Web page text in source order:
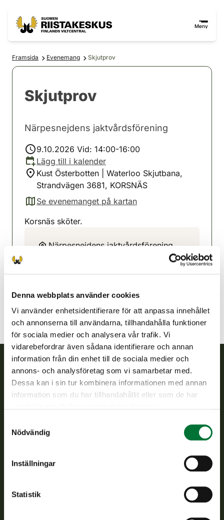
Denna webbplats använder cookies
Vi använder enhetsidentifierare för att anpassa innehållet
och annonserna till användarna, tillhandahålla funktioner
för sociala medier och analysera vår trafik. Vi
vidarebefordrar även sådana identifierare och annan
information från din enhet till de sociala medier och
annons- och analysföretag som vi samarbetar med.
Dessa kan i sin tur kombinera informationen med annan
information som du har tillhandahållit eller som de har
Nödvändig
Inställningar
Statistik
Meny
Framsida Evenemang Skjutprov
Skjutprov
Närpesnejdens jaktvårdsförening
9.10.2026 Vid: 14:00-16:00
Lägg till i kalender
Kust Österbotten | Waterloo Skjutbana,
Strandvägen 3681, KORSNÄS
Se evenemanget på kartan
(avautuu uuteen välilehteen)
Korsnäs sköter.
Närpesnejdens jaktvårdsförening
Finlands viltcentral
verkställs och svarar för de offentliga förvaltningsuppgifter
som föreskrivs.